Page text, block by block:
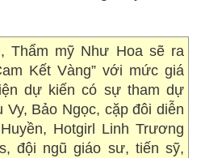
Thẩm mỹ Như Hoa sẽ ra
Kết Vàng” với mức giá
dự kiến có sự tham dự
Vy, Bảo Ngọc, cặp đôi diễn
Hotgirl Linh Trương
đội ngũ giáo sư, tiến sỹ,